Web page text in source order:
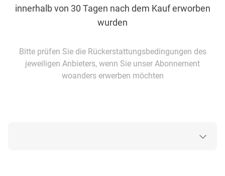
innerhalb von 30 Tagen nach dem Kauf erworben
wurden
Bitte prüfen Sie die Rückerstattungsbedingungen des
jeweiligen Anbieters, wenn Sie unser Abonnement
woanders erwerben möchten